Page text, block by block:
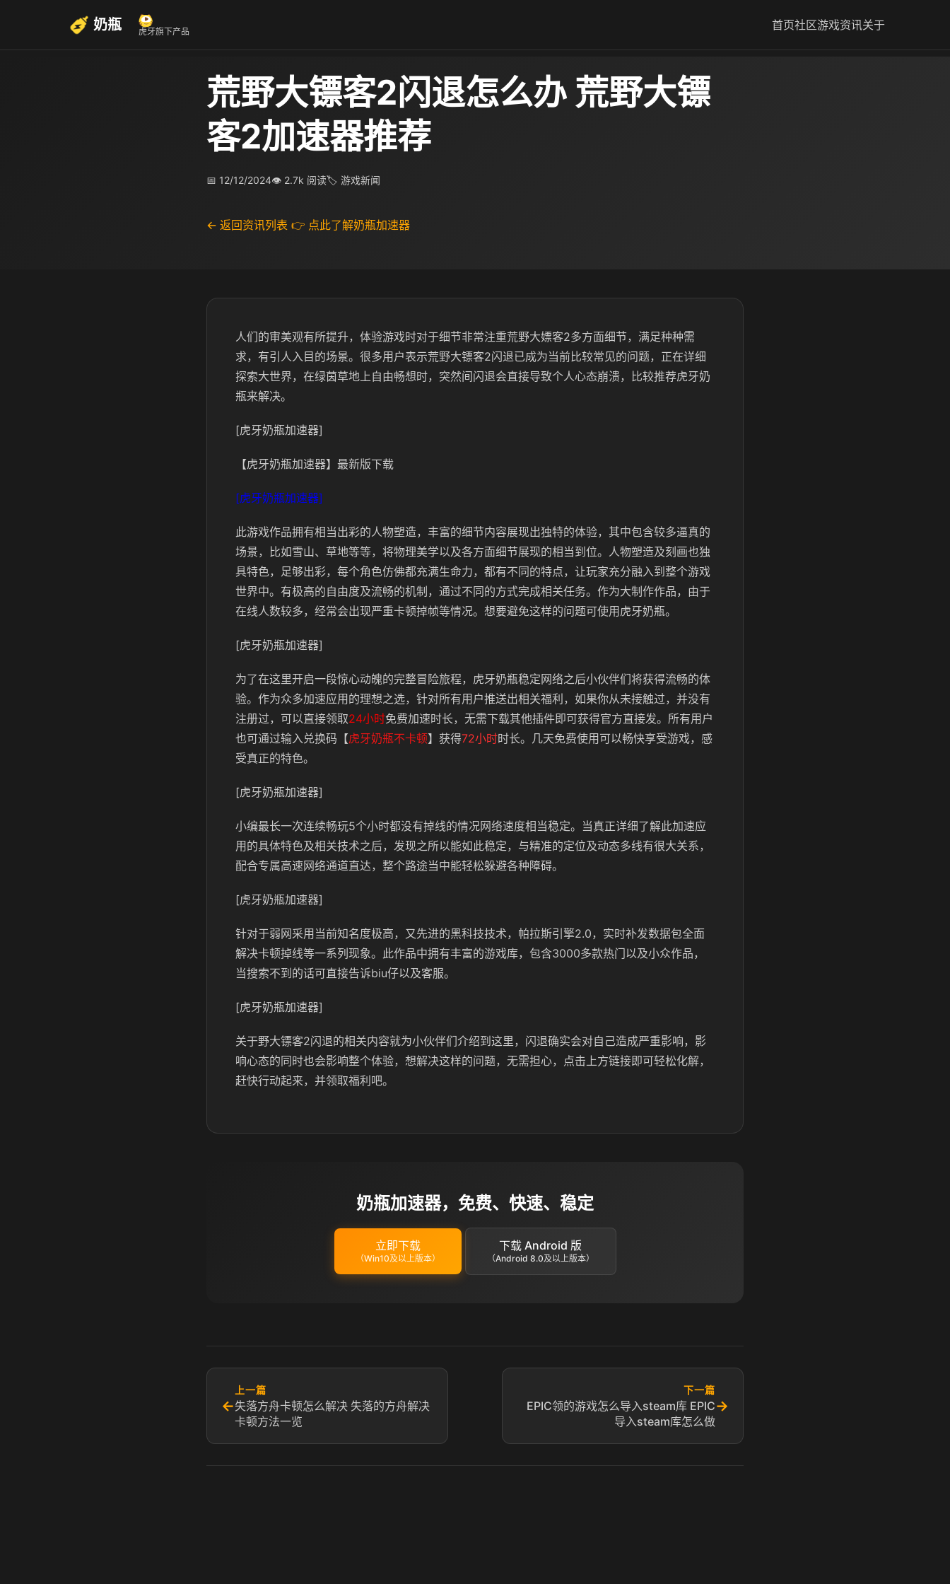
奶瓶 虎牙旗下产品 首页社区游戏资讯关于
荒野大镖客2闪退怎么办 荒野大镖
客2加速器推荐
📅 12/12/2024👁 2.7k 阅读🏷 游戏新闻
← 返回资讯列表 👉 点此了解奶瓶加速器
人们的审美观有所提升，体验游戏时对于细节非常注重荒野大嫖客2多方面细节，满足种种需
求，有引人入目的场景。很多用户表示荒野大镖客2闪退已成为当前比较常见的问题，正在详细
探索大世界，在绿茵草地上自由畅想时，突然间闪退会直接导致个人心态崩溃，比较推荐虎牙奶
瓶来解决。
[虎牙奶瓶加速器]
【虎牙奶瓶加速器】最新版下载
[虎牙奶瓶加速器]
此游戏作品拥有相当出彩的人物塑造，丰富的细节内容展现出独特的体验，其中包含较多逼真的
场景，比如雪山、草地等等，将物理美学以及各方面细节展现的相当到位。人物塑造及刻画也独
具特色，足够出彩，每个角色仿佛都充满生命力，都有不同的特点，让玩家充分融入到整个游戏
世界中。有极高的自由度及流畅的机制，通过不同的方式完成相关任务。作为大制作作品，由于
在线人数较多，经常会出现严重卡顿掉帧等情况。想要避免这样的问题可使用虎牙奶瓶。
[虎牙奶瓶加速器]
为了在这里开启一段惊心动魄的完整冒险旅程，虎牙奶瓶稳定网络之后小伙伴们将获得流畅的体
验。作为众多加速应用的理想之选，针对所有用户推送出相关福利，如果你从未接触过，并没有
注册过，可以直接领取24小时免费加速时长，无需下载其他插件即可获得官方直接发。所有用户
也可通过输入兑换码【虎牙奶瓶不卡顿】获得72小时时长。几天免费使用可以畅快享受游戏，感
受真正的特色。
[虎牙奶瓶加速器]
小编最长一次连续畅玩5个小时都没有掉线的情况网络速度相当稳定。当真正详细了解此加速应
用的具体特色及相关技术之后，发现之所以能如此稳定，与精准的定位及动态多线有很大关系，
配合专属高速网络通道直达，整个路途当中能轻松躲避各种障碍。
[虎牙奶瓶加速器]
针对于弱网采用当前知名度极高，又先进的黑科技技术，帕拉斯引擎2.0，实时补发数据包全面
解决卡顿掉线等一系列现象。此作品中拥有丰富的游戏库，包含3000多款热门以及小众作品，
当搜索不到的话可直接告诉biu仔以及客服。
[虎牙奶瓶加速器]
关于野大镖客2闪退的相关内容就为小伙伴们介绍到这里，闪退确实会对自己造成严重影响，影
响心态的同时也会影响整个体验，想解决这样的问题，无需担心，点击上方链接即可轻松化解，
赶快行动起来，并领取福利吧。
奶瓶加速器，免费、快速、稳定
立即下载
（Win10及以上版本）
下载 Android 版
（Android 8.0及以上版本）
←
上一篇
失落方舟卡顿怎么解决 失落的方舟解决
卡顿方法一览
下一篇
EPIC领的游戏怎么导入steam库 EPIC
导入steam库怎么做
→